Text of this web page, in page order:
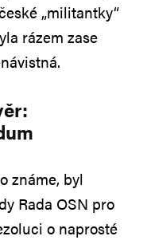
„militantky“
rázem zase
známe, byl
Rada OSN pro
o naprosté